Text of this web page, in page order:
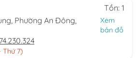
Tồn: 1
Phường An Đông,
Xem
bản đồ
Thứ 7)